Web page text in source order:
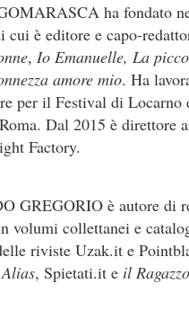
ha fondato
cui è editore e capo-
, Io Emanuelle, La
amore mio. Ha
per il Festival di Locarno
Dal 2015 è direttore
Factory.
GREGORIO è autore di
volumi collettanei e
riviste Uzak.it e
Alias, Spietati.it e il